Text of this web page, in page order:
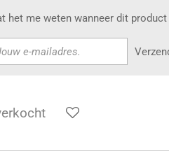
het me weten wanneer dit